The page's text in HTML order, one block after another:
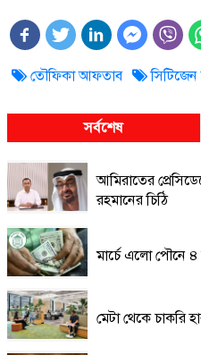
তৌফিকা আফতাব সিটিজেন
সর্বশেষ
আমিরাতের
রহমানের চিঠি
মার্চে এলো পৌনে ৪
মেটা থেকে চাকরি